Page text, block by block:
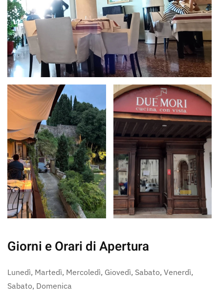
Giorni e Orari di Apertura
Lunedì, Martedì, Mercoledì, Giovedì, Sabato, Venerdì,
Sabato, Domenica